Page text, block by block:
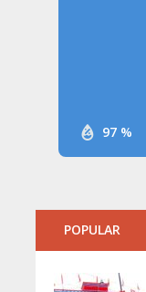
97 %
POPULAR